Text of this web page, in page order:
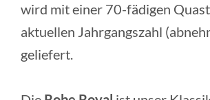
wird mit einer 70-fädigen
aktuellen Jahrgangszahl
geliefert.